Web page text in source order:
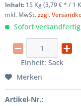
Inhalt: 15 Kg (3,79 € * / 1
inkl. MwSt.zzgl.
Sofort
Einheit: Sack
Merken
Artikel-Nr.: